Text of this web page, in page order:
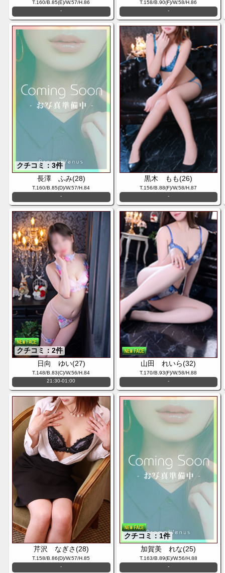
T.160/B.85(E)/W.57/H.86
-
T.158/B.90(F)/W.58/H.86
-
クチコミ：3件
長澤 ふみ(28)
T.160/B.85(D)/W.57/H.84
-
黒木 もも(26)
T.156/B.88(F)/W.58/H.87
-
クチコミ：2件
日向 ゆい(27)
T.148/B.83(C)/W.56/H.84
21:30-01:00
山田 れいら(32)
T.170/B.93(F)/W.58/H.88
-
芹沢 なぎさ(28)
T.158/B.86(D)/W.57/H.85
-
クチコミ：1件
加賀美 れな(25)
T.163/B.89(E)/W.56/H.88
-